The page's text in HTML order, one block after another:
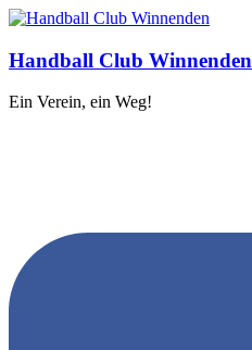
Handball Club Winnenden
Ein Verein, ein Weg!